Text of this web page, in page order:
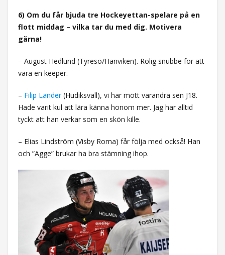
6) Om du får bjuda tre Hockeyettan-spelare på en
flott middag – vilka tar du med dig. Motivera
gärna!
– August Hedlund (Tyresö/Hanviken). Rolig snubbe för att
vara en keeper.
– Filip Lander(Hudiksvall), vi har mött varandra sen J18.
Hade varit kul att lära känna honom mer. Jag har alltid
tyckt att han verkar som en skön kille.
– Elias Lindström (Visby Roma) får följa med också! Han
och ”Agge” brukar ha bra stämning ihop.